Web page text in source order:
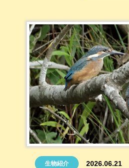
生物紹介 2026.06.21